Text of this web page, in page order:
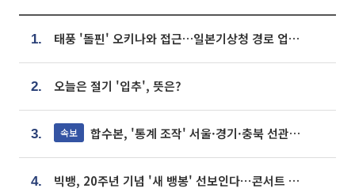
1. 태풍 '돌핀' 오키나와 접근…일본기상청 경로 업데이트
2. 오늘은 절기 '입추', 뜻은?
3. 속보 합수본, '통계 조작' 서울·경기·충북 선관위 등 추가 압수수색
4. 빅뱅, 20주년 기념 '새 뱅봉' 선보인다⋯콘서트 앞두고 팝업 개최